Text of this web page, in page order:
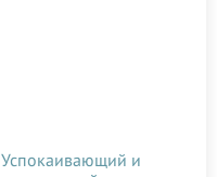
Успокаивающий и